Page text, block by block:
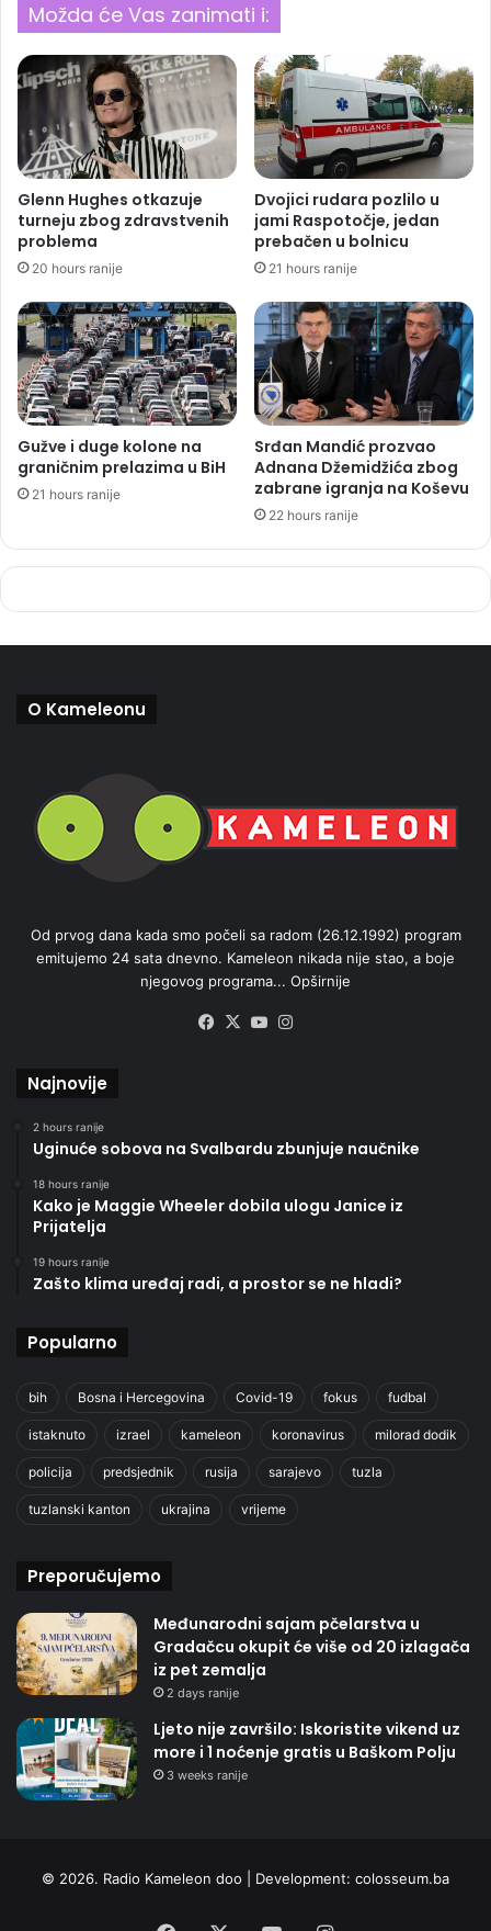
Možda će Vas zanimati i:
Glenn Hughes otkazuje
turneju zbog zdravstvenih
problema
20 hours ranije
Dvojici rudara pozlilo u
jami Raspotočje, jedan
prebačen u bolnicu
21 hours ranije
Gužve i duge kolone na
graničnim prelazima u BiH
21 hours ranije
Srđan Mandić prozvao
Adnana Džemidžića zbog
zabrane igranja na Koševu
22 hours ranije
O Kameleonu
Od prvog dana kada smo počeli sa radom (26.12.1992) program
emitujemo 24 sata dnevno. Kameleon nikada nije stao, a boje
njegovog programa... Opširnije
Facebook
X YouTube
Najnovije
2 hours ranije
Uginuće sobova na Svalbardu zbunjuje naučnike
18 hours ranije
Kako je Maggie Wheeler dobila ulogu Janice iz
Prijatelja
19 hours ranije
Zašto klima uređaj radi, a prostor se ne hladi?
Popularno
bih Bosna i Hercegovina Covid-19 fokus fudbal
istaknuto izrael kameleon koronavirus milorad dodik
policija predsjednik rusija sarajevo tuzla
tuzlanski kanton ukrajina vrijeme
Preporučujemo
Međunarodni sajam pčelarstva u
Gradačcu okupit će više od 20 izlagača
iz pet zemalja
2 days ranije
Ljeto nije završilo: Iskoristite vikend uz
more i 1 noćenje gratis u Baškom Polju
3 weeks ranije
© 2026. Radio Kameleon doo | Development: colosseum.ba